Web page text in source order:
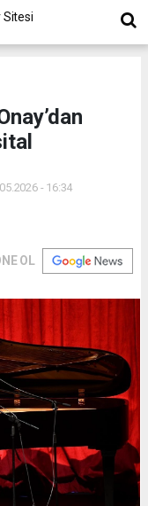
- 16:34
OL